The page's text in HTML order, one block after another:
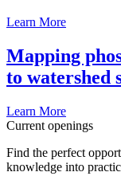
Learn More
Mapping
to watershed
Learn More
Current openings
Find the perfect
knowledge into